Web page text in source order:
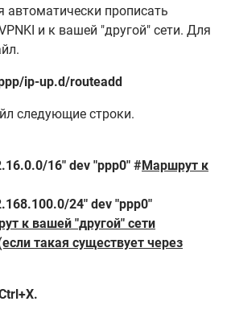
автоматически прописать
и к вашей "другой" сети. Для
ip-up.d/routeadd
следующие строки.
16" dev "ppp0" #Маршрут к
24" dev "ppp0"
к вашей "другой" сети
такая существует через